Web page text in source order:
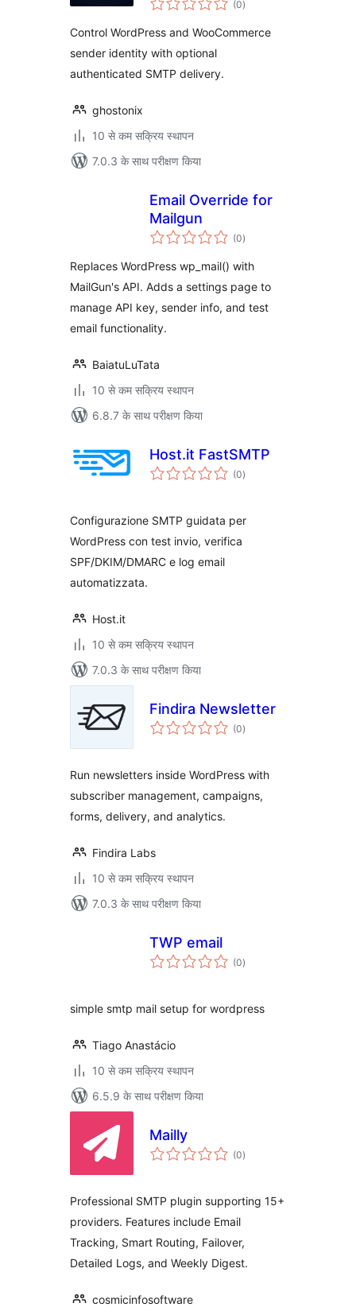
(0दर)
Control WordPress and WooCommerce
sender identity with optional
authenticated SMTP delivery.
ghostonix
10 से कम सक्रिय स्थापन
7.0.3 के साथ परीक्षण किया
Email Override for
Mailgun
(0कुल
दर)
Replaces WordPress wp_mail() with
MailGun's API. Adds a settings page to
manage API key, sender info, and test
email functionality.
BaiatuLuTata
10 से कम सक्रिय स्थापन
6.8.7 के साथ परीक्षण किया
Host.it FastSMTP
(0कुल
दर)
Configurazione SMTP guidata per
WordPress con test invio, verifica
SPF/DKIM/DMARC e log email
automatizzata.
Host.it
10 से कम सक्रिय स्थापन
7.0.3 के साथ परीक्षण किया
Findira Newsletter
(0कुल
दर)
Run newsletters inside WordPress with
subscriber management, campaigns,
forms, delivery, and analytics.
Findira Labs
10 से कम सक्रिय स्थापन
7.0.3 के साथ परीक्षण किया
TWP email
(0कुल
दर)
simple smtp mail setup for wordpress
Tiago Anastácio
10 से कम सक्रिय स्थापन
6.5.9 के साथ परीक्षण किया
Mailly
(0कुल
दर)
Professional SMTP plugin supporting 15+
providers. Features include Email
Tracking, Smart Routing, Failover,
Detailed Logs, and Weekly Digest.
cosmicinfosoftware